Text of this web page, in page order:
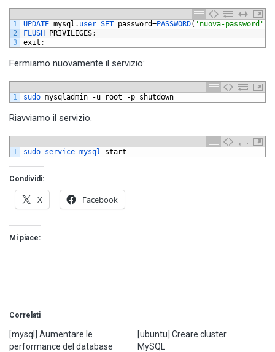
1
2
3
UPDATE mysql . user SET password=PASSWORD( 'nuova-password'
FLUSH
PRIVILEGES;
exit ;
Fermiamo nuovamente il servizio:
1 sudo mysqladmin -u root -p shutdown
Riavviamo il servizio.
1 sudo service mysql start
Condividi:
X Facebook
Mi piace:
Correlati
[mysql] Aumentare le
performance del database
[ubuntu] Creare cluster
MySQL